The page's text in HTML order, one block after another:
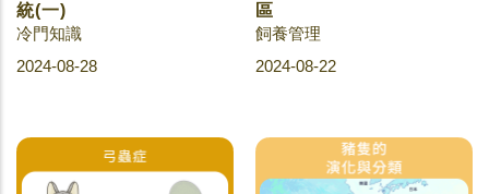
統(一)
冷門知識
2024-08-28
區
飼養管理
2024-08-22